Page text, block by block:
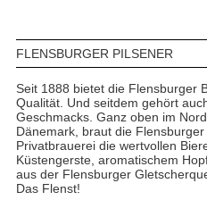
FLENSBURGER PILSENER
Seit 1888 bietet die Flensburger
Qualität. Und seitdem gehört
Geschmacks. Ganz oben im
Dänemark, braut die
Privatbrauerei die wertvollen
Küstengerste, aromatischem
aus der Flensburger
Das Flenst!